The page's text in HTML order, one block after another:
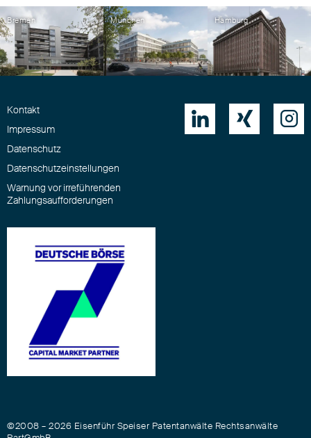
Bremen München Hamburg
Kontakt
Impressum
Datenschutz
Datenschutzeinstellungen
Warnung vor irreführenden
Zahlungsaufforderungen
  
©2008 – 2026 Eisenführ Speiser Patentanwälte Rechtsanwälte